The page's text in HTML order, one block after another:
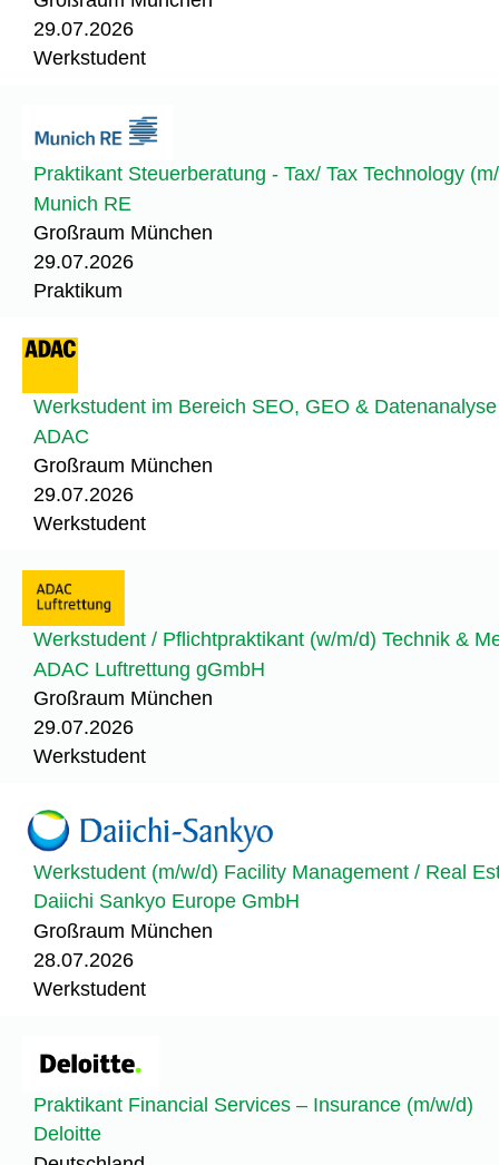
29.07.2026
Werkstudent
Praktikant Steuerberatung - Tax/ Tax Technology
Munich RE
Großraum München
29.07.2026
Praktikum
Werkstudent im Bereich SEO, GEO &
ADAC
Großraum München
29.07.2026
Werkstudent
Werkstudent / Pflichtpraktikant (w/m/d) Technik &
ADAC Luftrettung gGmbH
Großraum München
29.07.2026
Werkstudent
Werkstudent (m/w/d) Facility Management / Real
Daiichi Sankyo Europe GmbH
Großraum München
28.07.2026
Werkstudent
Praktikant Financial Services – Insurance (m/w/d)
Deloitte